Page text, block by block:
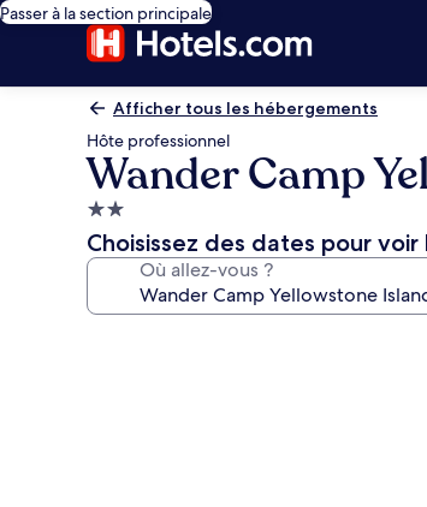
Passer à la section principale
Afficher tous les hébergements
Hôte professionnel
Wander Camp
Hébergement
2.0 étoiles
Choisissez des dates pour voir
Où allez-vous ?